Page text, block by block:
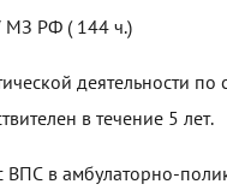
МЗ РФ ( 144 ч.)
деятельности по
в течение 5 лет.
в амбулаторно-